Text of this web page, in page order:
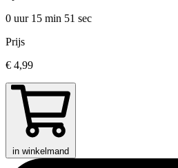
0 uur 15 min 51 sec
Prijs
€ 4,99
in winkelmand